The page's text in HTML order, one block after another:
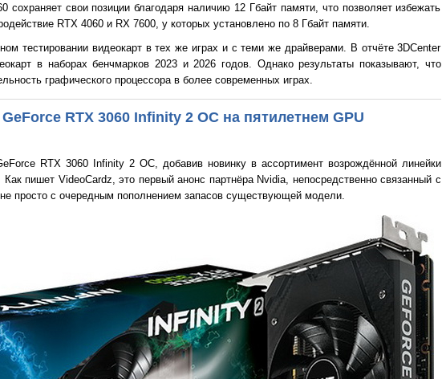
свои позиции благодаря наличию 12 Гбайт памяти, что позволяет избежать
RTX 4060 и RX 7600, у которых установлено по 8 Гбайт памяти.
тестировании видеокарт в тех же играх и с теми же драйверами. В отчёте 3DCenter
в наборах бенчмарков 2023 и 2026 годов. Однако результаты показывают, что
графического процессора в более современных играх.
RTX 3060 Infinity 2 OC на пятилетнем GPU
RTX 3060 Infinity 2 OC, добавив новинку в ассортимент возрождённой линейки
пишет VideoCardz, это первый анонс партнёра Nvidia, непосредственно связанный с
просто с очередным пополнением запасов существующей модели.